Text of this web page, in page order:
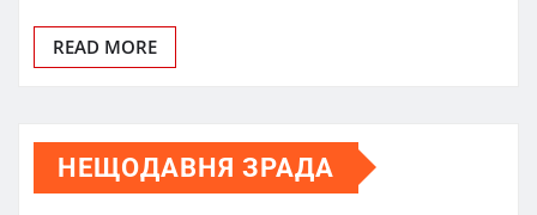
READ MORE
НЕЩОДАВНЯ ЗРАДА